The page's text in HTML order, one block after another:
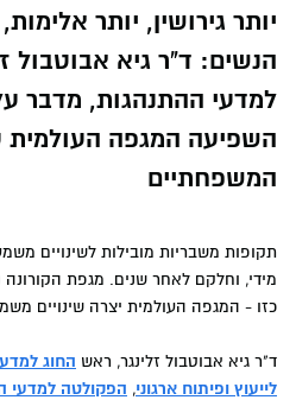
יותר גירושין, יותר
הנשים: ד"ר גיא אבוטבול
למדעי ההתנהגות, מדבר
השפיעה המגפה העולמית
המשפחתיים
תקופות משבריות מובילות לשינויים
מידי, וחלקם לאחר שנים. מגפת
כזו - המגפה העולמית יצרה שינויים
ד"ר גיא אבוטבול זלינגר, ראש החוג
לייעוץ ופיתוח ארגוני, הפקולטה למדעי